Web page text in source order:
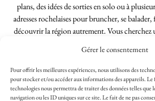
Gérer le consentement
Pour offrir les meilleures expériences, nous utilisons des
pour stocker et/ou accéder aux informations des appareils. Le
technologies nous permettra de traiter des données telles que
navigation ou les ID uniques sur ce site. Le fait de ne pas
plans, des idées de sorties en solo ou à
adresses rochelaises pour bruncher, se
découvrir la région autrement. Vous cherchez
Rochelle, tenu par une locale ? Vous êtes au
soyez Rochelais·e ou de passage dans notre
articles vous aideront à profiter de La
initié·e. !